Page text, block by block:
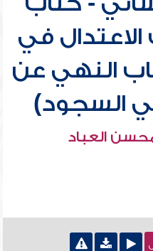
في
النهي عن
السجود)
العباد